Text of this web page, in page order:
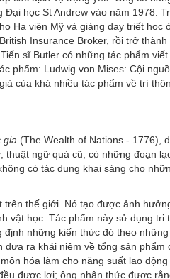
học St Andrew vào năm 1978.
Hạ viện Mỹ và giảng dạy triết học
Insurance Broker, rồi trở thành
sĩ Butler có những tác phẩm
phẩm: Ludwig von Mises: Cội
của khá nhiều tác phẩm về trí
gia (The Wealth of Nations - 1776),
ngữ quá cũ, có những đoạn
có tác dụng khai sáng cho
thế giới. Nó tạo được ảnh
vật học. Tác phẩm này sử dụng tri
những kiến thức đó theo
ra khái niệm về tổng sản phẩm
hóa làm cho năng suất lao
được lợi; ông nhận thức được